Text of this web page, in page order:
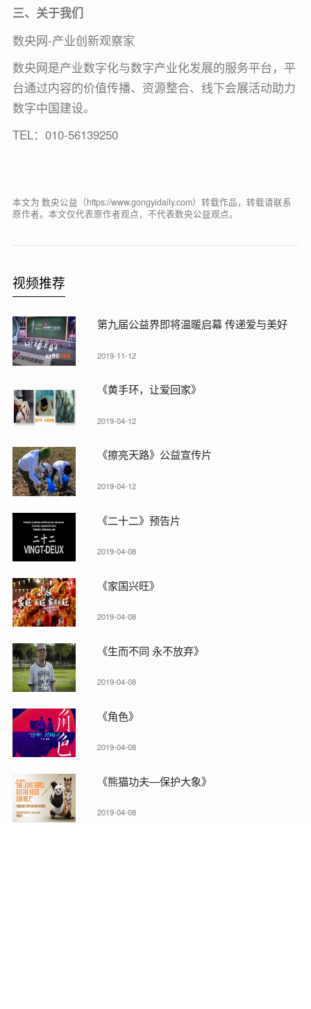
三、关于我们
数央网-产业创新观察家
数央网是产业数字化与数字产业化发展的服务平台，平
台通过内容的价值传播、资源整合、线下会展活动助力
数字中国建设。
TEL：010-56139250
本文为 数央公益（https://www.gongyidaily.com）转载作品，转载请联系
原作者。本文仅代表原作者观点，不代表数央公益观点。
视频推荐
第九届公益界即将温暖启幕 传递爱与美好
2019-11-12
《黄手环，让爱回家》
2019-04-12
《擦亮天路》公益宣传片
2019-04-12
《二十二》预告片
2019-04-08
《家国兴旺》
2019-04-08
《生而不同 永不放弃》
2019-04-08
《角色》
2019-04-08
《熊猫功夫—保护大象》
2019-04-08